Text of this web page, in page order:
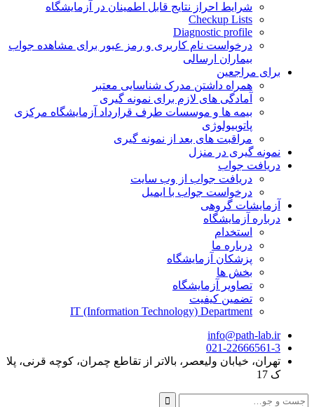
شرایط احراز نتایج قابل اطمینان در آزمایشگاه
Checkup Lists
Diagnostic profile
درخواست نام کاربری و رمز عبور برای مشاهده جواب
بیماران ارسالی
برای مراجعین
همراه داشتن مدرک شناسایی معتبر
آمادگی های لازم برای نمونه گیری
بیمه ها و موسسات طرف قرارداد آزمایشگاه مرکزی
پاتوبیولوژی
مراقبت های بعد از نمونه گیری
نمونه گیری در منزل
دریافت جواب
دریافت جواب از وب سایت
درخواست جواب با ایمیل
آزمایشات گروهی
درباره آزمایشگاه
استخدام
درباره ما
پزشکان آزمایشگاه
بخش ها
تصاویر آزمایشگاه
تضمین کیفیت
IT (Information Technology) Department
info@path-lab.ir
021-22666561-3
تهران، خیابان ولیعصر، بالاتر از تقاطع چمران، کوچه قرنی، پلا
ک 17
جست